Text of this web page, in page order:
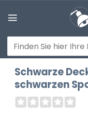
Inhalt
Suchen
nach:
Schwarze
schwarzen